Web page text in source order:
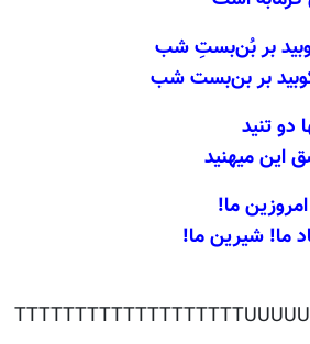
بر بُن‌بستِ شب
بر بن‌بست شب
دو تنید
این میهنید
ما!
ما! شیرین ما!